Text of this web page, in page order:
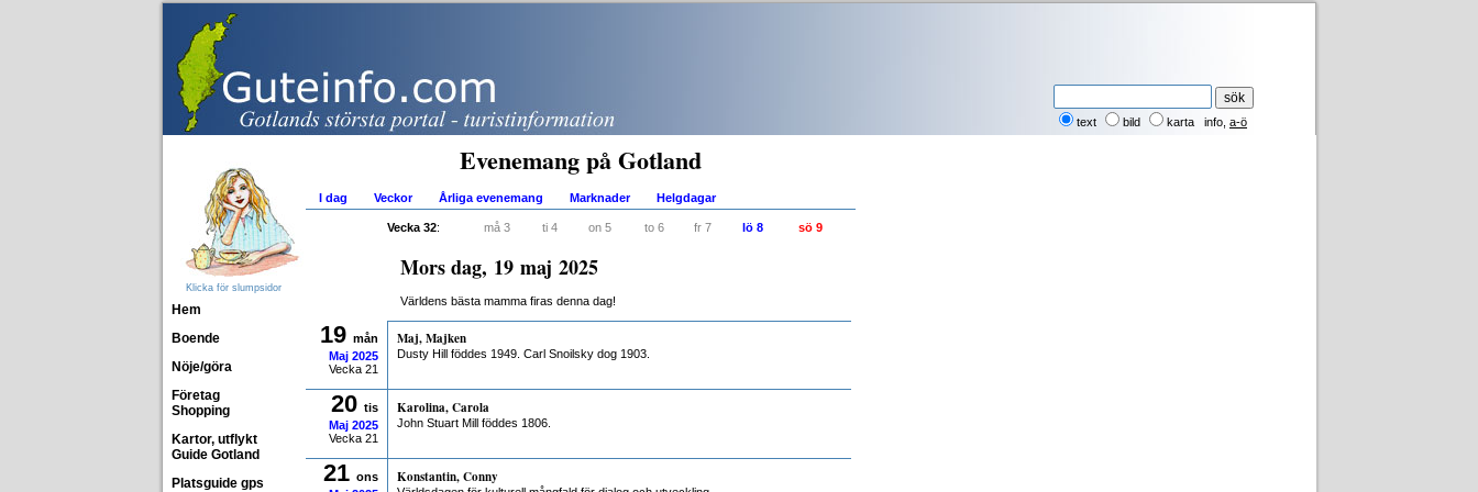
text bild karta info a-ö
Klicka för slumpsidor
Hem
Boende
Nöje/göra
Företag
Shopping
Kartor, utflykt
Guide Gotland
Platsguide gps
Evenemang på Gotland
I dag Veckor Årliga evenemang Marknader Helgdagar
Vecka 32: må 3 ti 4 on 5 to 6 fr 7 lö 8 sö 9
Mors dag, 19 maj 2025
Världens bästa mamma firas denna dag!
19 mån
Maj 2025
Vecka 21
Maj, Majken
Dusty Hill föddes 1949. Carl Snoilsky dog 1903.
20 tis
Maj 2025
Vecka 21
Karolina, Carola
John Stuart Mill föddes 1806.
21 ons
Konstantin, Conny